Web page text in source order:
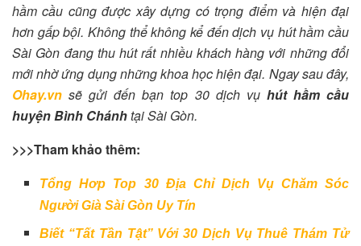
hầm cầu cũng được xây dựng có trọng điểm và hiện đại
hơn gấp bội. Không thể không kể đến dịch vụ hút hầm cầu
Sài Gòn đang thu hút rất nhiều khách hàng với những đổi
mới nhờ ứng dụng những khoa học hiện đại. Ngay sau đây,
Ohay.vn sẽ gửi đến bạn top 30 dịch vụ hút hầm cầu
huyện Bình Chánhtại Sài Gòn.
>>>Tham khảo thêm:
Tổng Hơp Top 30 Địa Chỉ Dịch Vụ Chăm Sóc
Người Già Sài Gòn Uy Tín
Biết “Tất Tần Tật” Với 30 Dịch Vụ Thuê Thám Tử